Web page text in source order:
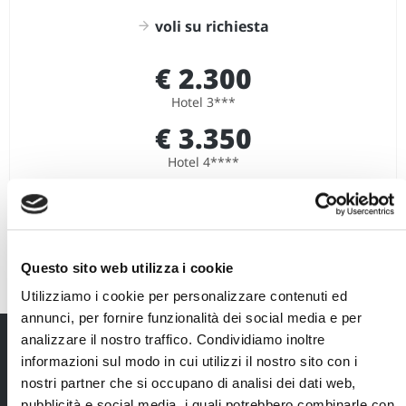
Questo sito web utilizza i cookie
Utilizziamo i cookie per personalizzare contenuti ed
annunci, per fornire funzionalità dei social media e per
analizzare il nostro traffico. Condividiamo inoltre
informazioni sul modo in cui utilizzi il nostro sito con i
nostri partner che si occupano di analisi dei dati web,
voli su richiesta
€ 2.300
Hotel 3***
€ 3.350
Hotel 4****
DETTAGLI DELviaggio